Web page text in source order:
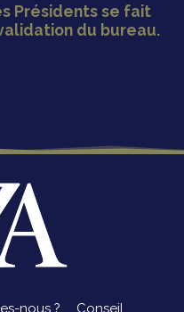
Présidents se fait
du bureau.